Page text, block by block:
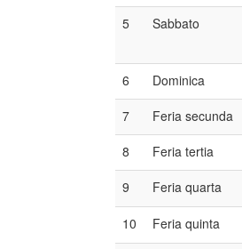
5
Sabbato
6
Dominica
7
Feria secunda
8
Feria tertia
9
Feria quarta
10
Feria quinta